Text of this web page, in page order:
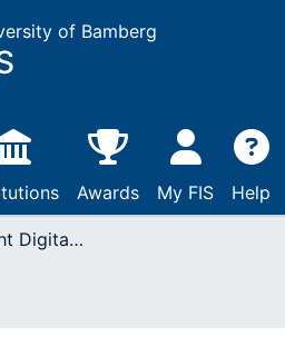
of Bamberg
Awards My FIS Help
Diversität braucht Digitalität? : Eine Verhältnisbestimmung in der Organisation Hochschule